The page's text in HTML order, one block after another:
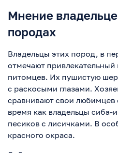
Мнение
породах
Владельцы этих пород, в
отмечают
питомцев. Их пушистую
с раскосыми глазами.
сравнивают свои
время как владельцы сиба-
песиков с лисичками. В
красного окраса.